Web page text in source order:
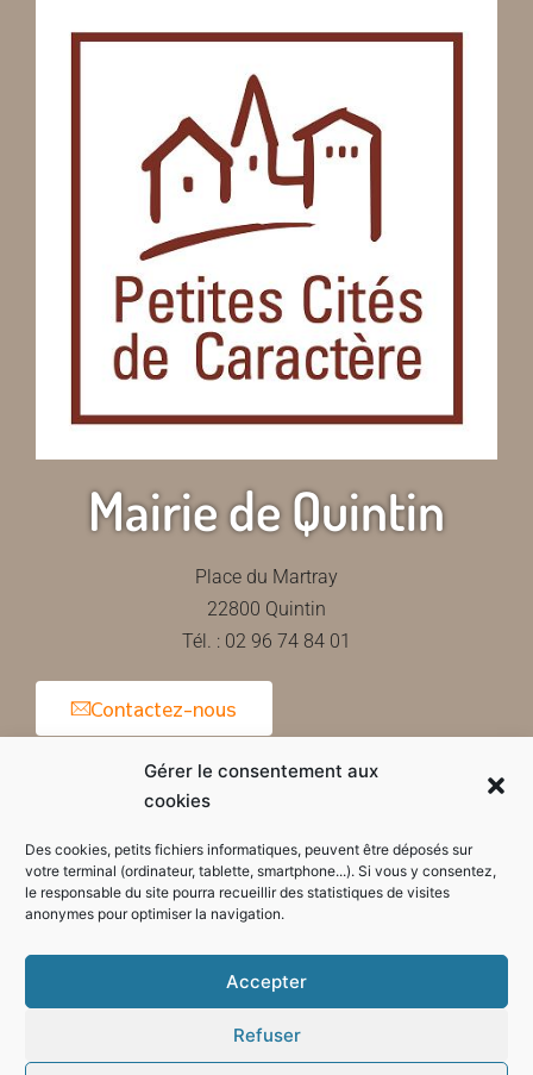
Gérer le consentement aux
cookies
Des cookies, petits fichiers informatiques, peuvent être déposés sur
votre terminal (ordinateur, tablette, smartphone...). Si vous y consentez,
le responsable du site pourra recueillir des statistiques de visites
anonymes pour optimiser la navigation.
Accepter
Refuser
Mairie de Quintin
Place du Martray
22800 Quintin
Tél. : 02 96 74 84 01
Contactez-nous
Horaires d'ouverture de la mairie